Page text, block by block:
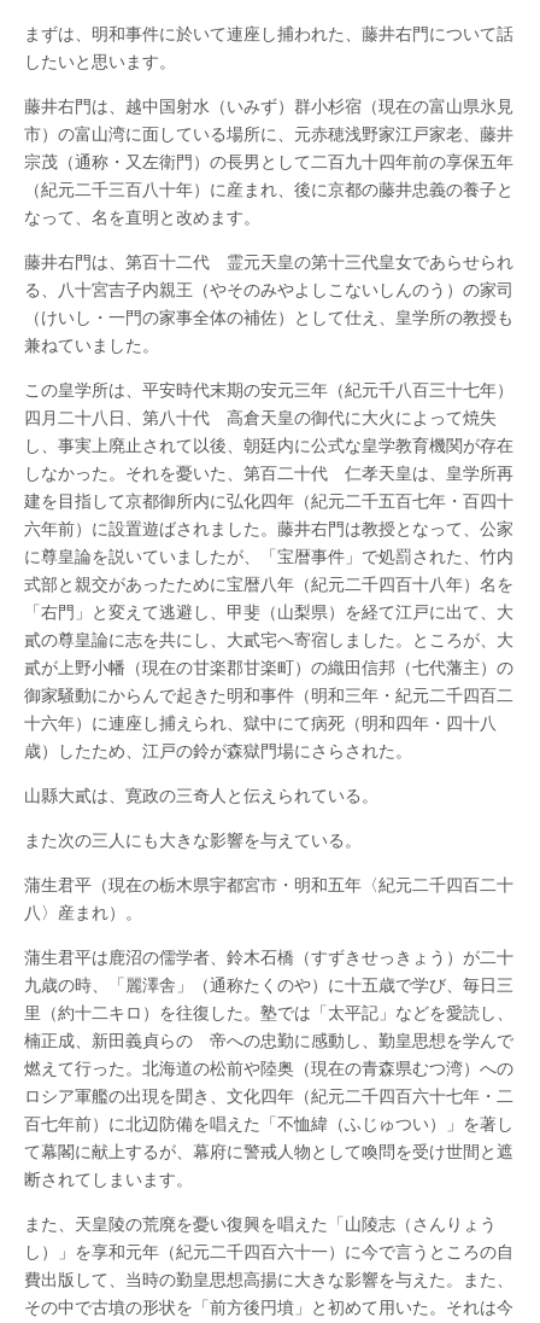
まずは、明和事件に於いて連座し捕われた、藤井右門について話
したいと思います。
藤井右門は、越中国射水（いみず）群小杉宿（現在の富山県氷見
市）の富山湾に面している場所に、元赤穂浅野家江戸家老、藤井
宗茂（通称・又左衛門）の長男として二百九十四年前の享保五年
（紀元二千三百八十年）に産まれ、後に京都の藤井忠義の養子と
なって、名を直明と改めます。
藤井右門は、第百十二代 霊元天皇の第十三代皇女であらせられ
る、八十宮吉子内親王（やそのみやよしこないしんのう）の家司
（けいし・一門の家事全体の補佐）として仕え、皇学所の教授も
兼ねていました。
この皇学所は、平安時代末期の安元三年（紀元千八百三十七年）
四月二十八日、第八十代 高倉天皇の御代に大火によって焼失
し、事実上廃止されて以後、朝廷内に公式な皇学教育機関が存在
しなかった。それを憂いた、第百二十代 仁孝天皇は、皇学所再
建を目指して京都御所内に弘化四年（紀元二千五百七年・百四十
六年前）に設置遊ばされました。藤井右門は教授となって、公家
に尊皇論を説いていましたが、「宝暦事件」で処罰された、竹内
式部と親交があったために宝暦八年（紀元二千四百十八年）名を
「右門」と変えて逃避し、甲斐（山梨県）を経て江戸に出て、大
貳の尊皇論に志を共にし、大貳宅へ寄宿しました。ところが、大
貳が上野小幡（現在の甘楽郡甘楽町）の織田信邦（七代藩主）の
御家騒動にからんで起きた明和事件（明和三年・紀元二千四百二
十六年）に連座し捕えられ、獄中にて病死（明和四年・四十八
歳）したため、江戸の鈴が森獄門場にさらされた。
山縣大貳は、寛政の三奇人と伝えられている。
また次の三人にも大きな影響を与えている。
蒲生君平（現在の栃木県宇都宮市・明和五年〈紀元二千四百二十
八〉産まれ）。
蒲生君平は鹿沼の儒学者、鈴木石橋（すずきせっきょう）が二十
九歳の時、「麗澤舎」（通称たくのや）に十五歳で学び、毎日三
里（約十二キロ）を往復した。塾では「太平記」などを愛読し、
楠正成、新田義貞らの 帝への忠勤に感動し、勤皇思想を学んで
燃えて行った。北海道の松前や陸奥（現在の青森県むつ湾）への
ロシア軍艦の出現を聞き、文化四年（紀元二千四百六十七年・二
百七年前）に北辺防備を唱えた「不恤緯（ふじゅつい）」を著し
て幕閣に献上するが、幕府に警戒人物として喚問を受け世間と遮
断されてしまいます。
また、天皇陵の荒廃を憂い復興を唱えた「山陵志（さんりょう
し）」を享和元年（紀元二千四百六十一）に今で言うところの自
費出版して、当時の勤皇思想高揚に大きな影響を与えた。また、
その中で古墳の形状を「前方後円墳」と初めて用いた。それは今